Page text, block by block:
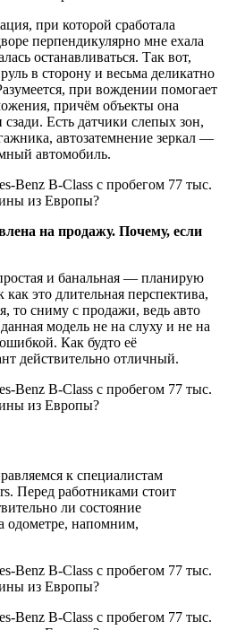
при которой сработала
перпендикулярно мне ехала
останавливаться. Так вот,
в сторону и весьма деликатно
при вождении помогает
причём объекты она
сзади. Есть датчики слепых зон,
автозатемнение зеркал —
автомобиль.
на продажу. Почему, если
и банальная — планирую
это длительная перспектива,
то сниму с продажи, ведь авто
модель не на слуху и не на
Как будто её
действительно отличный.
к специалистам
Перед работниками стоит
ли состояние
одометре, напомним,